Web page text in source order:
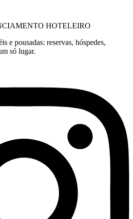
HOTELEIRO
e pousadas: reservas, hóspedes,
só lugar.